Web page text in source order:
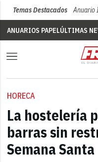
Temas Destacados Anuario
ANUARIOS PAPELÚLTIMAS
HORECA
La hostelería
barras sin
Semana Santa